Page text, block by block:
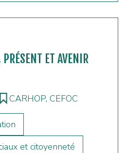
PRÉSENT ET AVENIR
CARHOP, CEFOC
et citoyenneté